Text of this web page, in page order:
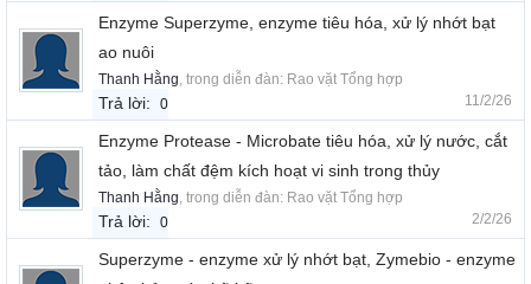
Enzyme Superzyme, enzyme tiêu hóa, xử lý nhớt bạt
ao nuôi
Thanh Hằng, trong diễn đàn: Rao vặt Tổng hợp
Trả lời: 0 11/2/26
Enzyme Protease - Microbate tiêu hóa, xử lý nước, cắt
tảo, làm chất đệm kích hoạt vi sinh trong thủy
Thanh Hằng, trong diễn đàn: Rao vặt Tổng hợp
Trả lời: 0 2/2/26
Superzyme - enzyme xử lý nhớt bạt, Zymebio - enzyme